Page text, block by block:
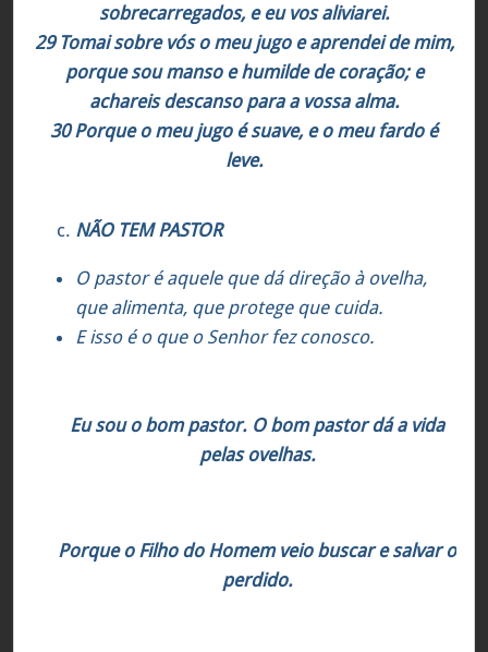
sobrecarregados, e eu vos aliviarei.
29 Tomai sobre vós o meu jugo e aprendei de mim,
porque sou manso e humilde de coração; e
achareis descanso para a vossa alma.
30 Porque o meu jugo é suave, e o meu fardo é
leve.
NÃO TEM PASTOR
O pastor é aquele que dá direção à ovelha,
que alimenta, que protege que cuida.
E isso é o que o Senhor fez conosco.
Eu sou o bom pastor. O bom pastor dá a vida
pelas ovelhas.
Porque o Filho do Homem veio buscar e salvar o
perdido.